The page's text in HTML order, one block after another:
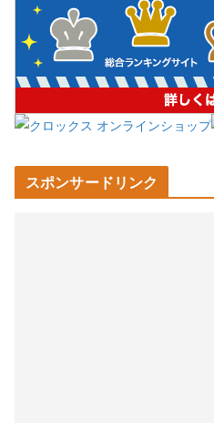
スポンサードリンク